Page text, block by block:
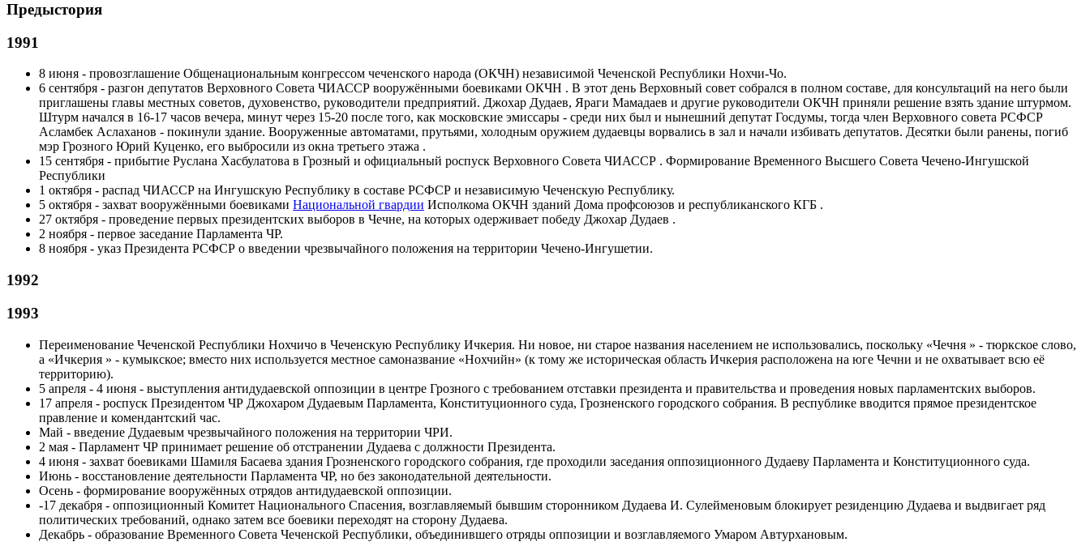
Предыстория
1991
8 июня - провозглашение Общенациональным конгрессом чеченского народа (ОКЧН) независимой Чеченской Республики Нохчи-Чо.
6 сентября - разгон депутатов Верховного Совета ЧИАССР вооружёнными боевиками ОКЧН . В этот день Верховный совет собрался в полном составе, для консультаций на него были
приглашены главы местных советов, духовенство, руководители предприятий. Джохар Дудаев, Яраги Мамадаев и другие руководители ОКЧН приняли решение взять здание штурмом.
Штурм начался в 16-17 часов вечера, минут через 15-20 после того, как московские эмиссары - среди них был и нынешний депутат Госдумы, тогда член Верховного совета РСФСР
Асламбек Аслаханов - покинули здание. Вооруженные автоматами, прутьями, холодным оружием дудаевцы ворвались в зал и начали избивать депутатов. Десятки были ранены, погиб
мэр Грозного Юрий Куценко, его выбросили из окна третьего этажа .
15 сентября - прибытие Руслана Хасбулатова в Грозный и официальный роспуск Верховного Совета ЧИАССР . Формирование Временного Высшего Совета Чечено-Ингушской
Республики
1 октября - распад ЧИАССР на Ингушскую Республику в составе РСФСР и независимую Чеченскую Республику.
5 октября - захват вооружёнными боевиками Национальной гвардии Исполкома ОКЧН зданий Дома профсоюзов и республиканского КГБ .
27 октября - проведение первых президентских выборов в Чечне, на которых одерживает победу Джохар Дудаев .
2 ноября - первое заседание Парламента ЧР.
8 ноября - указ Президента РСФСР о введении чрезвычайного положения на территории Чечено-Ингушетии.
1992
1993
Переименование Чеченской Республики Нохчичо в Чеченскую Республику Ичкерия. Ни новое, ни старое названия населением не использовались, поскольку «Чечня » - тюркское слово,
а «Ичкерия » - кумыкское; вместо них используется местное самоназвание «Нохчийн» (к тому же историческая область Ичкерия расположена на юге Чечни и не охватывает всю её
территорию).
5 апреля - 4 июня - выступления антидудаевской оппозиции в центре Грозного с требованием отставки президента и правительства и проведения новых парламентских выборов.
17 апреля - роспуск Президентом ЧР Джохаром Дудаевым Парламента, Конституционного суда, Грозненского городского собрания. В республике вводится прямое президентское
правление и комендантский час.
Май - введение Дудаевым чрезвычайного положения на территории ЧРИ.
2 мая - Парламент ЧР принимает решение об отстранении Дудаева с должности Президента.
4 июня - захват боевиками Шамиля Басаева здания Грозненского городского собрания, где проходили заседания оппозиционного Дудаеву Парламента и Конституционного суда.
Июнь - восстановление деятельности Парламента ЧР, но без законодательной деятельности.
Осень - формирование вооружённых отрядов антидудаевской оппозиции.
-17 декабря - оппозиционный Комитет Национального Спасения, возглавляемый бывшим сторонником Дудаева И. Сулейменовым блокирует резиденцию Дудаева и выдвигает ряд
политических требований, однако затем все боевики переходят на сторону Дудаева.
Декабрь - образование Временного Совета Чеченской Республики, объединившего отряды оппозиции и возглавляемого Умаром Автурхановым.